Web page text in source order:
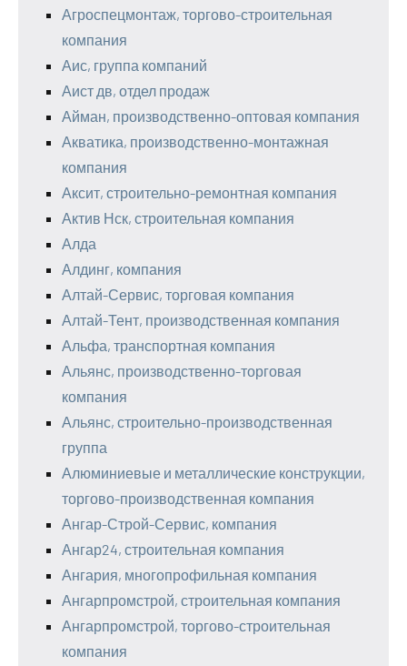
Агроспецмонтаж, торгово-строительная
компания
Аис, группа компаний
Аист дв, отдел продаж
Айман, производственно-оптовая компания
Акватика, производственно-монтажная
компания
Аксит, строительно-ремонтная компания
Актив Нск, строительная компания
Алда
Алдинг, компания
Алтай-Сервис, торговая компания
Алтай-Тент, производственная компания
Альфа, транспортная компания
Альянс, производственно-торговая
компания
Альянс, строительно-производственная
группа
Алюминиевые и металлические конструкции,
торгово-производственная компания
Ангар-Строй-Сервис, компания
Ангар24, строительная компания
Ангария, многопрофильная компания
Ангарпромстрой, строительная компания
Ангарпромстрой, торгово-строительная
компания